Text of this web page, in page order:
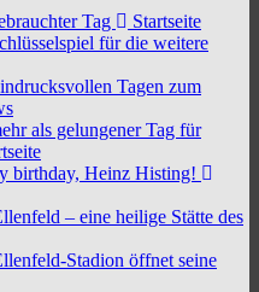
Tag
Startseite
für die weitere
Tagen zum
als gelungener Tag für
birthday, Heinz Histing!
– eine heilige Stätte des
Stadion öffnet seine